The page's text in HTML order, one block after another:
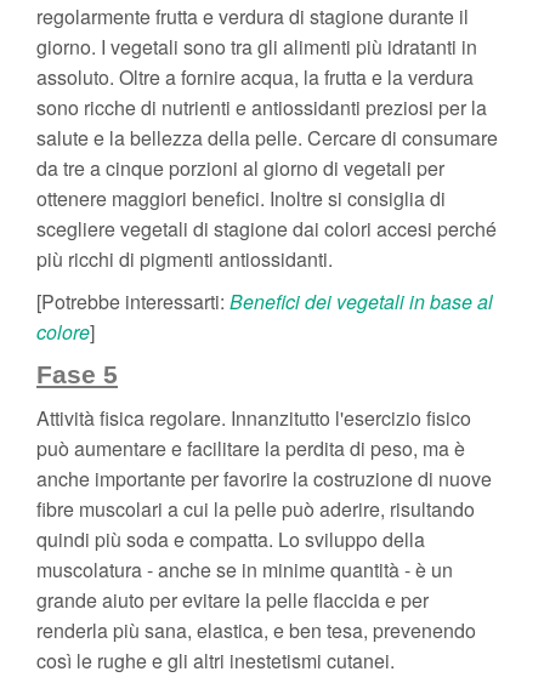
regolarmente frutta e verdura di stagione durante il
giorno. I vegetali sono tra gli alimenti più idratanti in
assoluto. Oltre a fornire acqua, la frutta e la verdura
sono ricche di nutrienti e antiossidanti preziosi per la
salute e la bellezza della pelle. Cercare di consumare
da tre a cinque porzioni al giorno di vegetali per
ottenere maggiori benefici. Inoltre si consiglia di
scegliere vegetali di stagione dai colori accesi perché
più ricchi di pigmenti antiossidanti.
[Potrebbe interessarti: Benefici dei vegetali in base al
colore]
Fase 5
Attività fisica regolare. Innanzitutto l'esercizio fisico
può aumentare e facilitare la perdita di peso, ma è
anche importante per favorire la costruzione di nuove
fibre muscolari a cui la pelle può aderire, risultando
quindi più soda e compatta. Lo sviluppo della
muscolatura - anche se in minime quantità - è un
grande aiuto per evitare la pelle flaccida e per
renderla più sana, elastica, e ben tesa, prevenendo
così le rughe e gli altri inestetismi cutanei.